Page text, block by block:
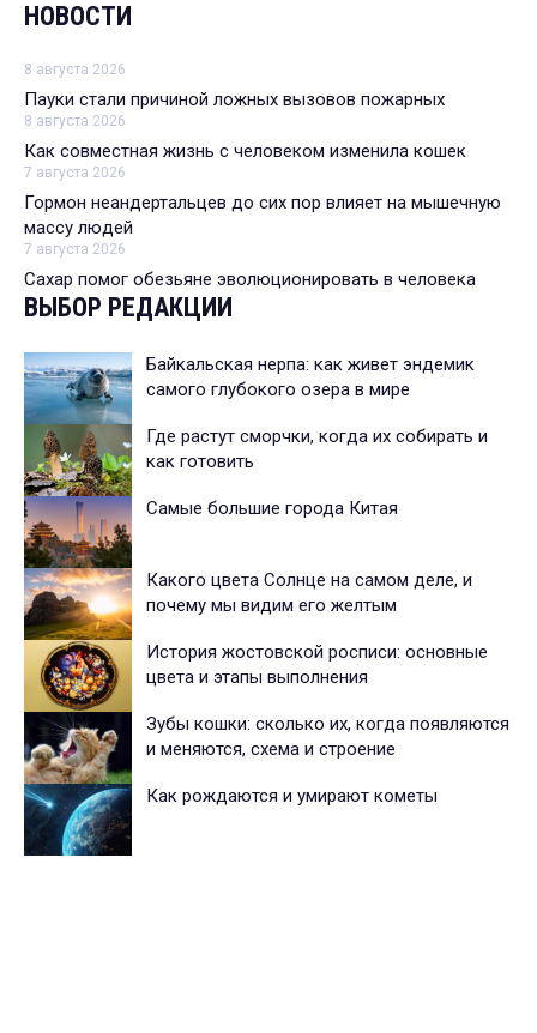
НОВОСТИ
8 августа 2026
Пауки стали причиной ложных вызовов пожарных
8 августа 2026
Как совместная жизнь с человеком изменила кошек
7 августа 2026
Гормон неандертальцев до сих пор влияет на мышечную
массу людей
7 августа 2026
Сахар помог обезьяне эволюционировать в человека
ВЫБОР РЕДАКЦИИ
Байкальская нерпа: как живет эндемик
самого глубокого озера в мире
Где растут сморчки, когда их собирать и
как готовить
Самые большие города Китая
Какого цвета Солнце на самом деле, и
почему мы видим его желтым
История жостовской росписи: основные
цвета и этапы выполнения
Зубы кошки: сколько их, когда появляются
и меняются, схема и строение
Как рождаются и умирают кометы